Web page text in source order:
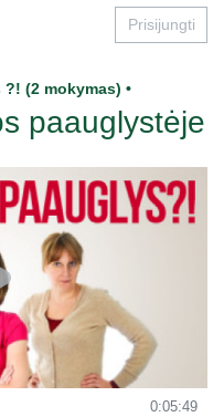
Prisijungti
(2 mokymas) •
paauglystėje
0:05:49